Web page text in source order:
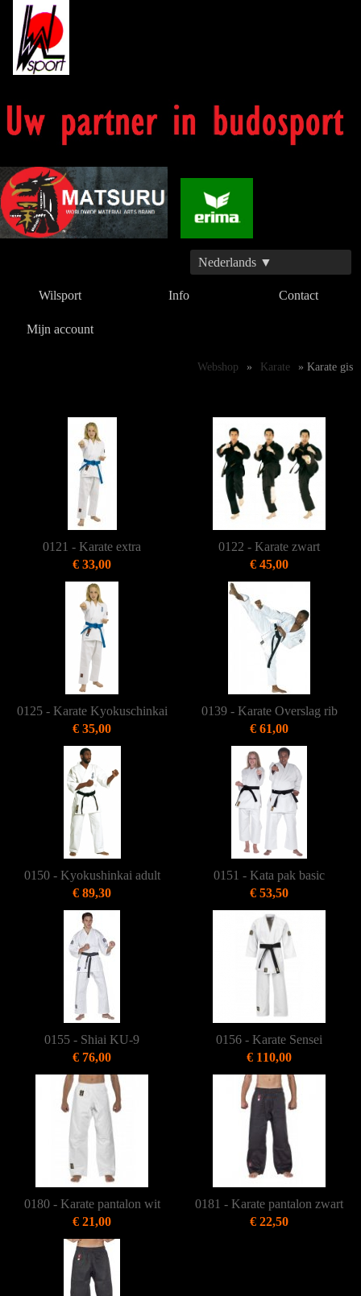
Nederlands ▼
Wilsport Info Contact
Mijn account
Webshop » Karate » Karate gis
0121 - Karate extra
€ 33,00
0122 - Karate zwart
€ 45,00
0125 - Karate Kyokuschinkai
€ 35,00
0139 - Karate Overslag rib
€ 61,00
0150 - Kyokushinkai adult
€ 89,30
0151 - Kata pak basic
€ 53,50
0155 - Shiai KU-9
€ 76,00
0156 - Karate Sensei
€ 110,00
0180 - Karate pantalon wit
€ 21,00
0181 - Karate pantalon zwart
€ 22,50